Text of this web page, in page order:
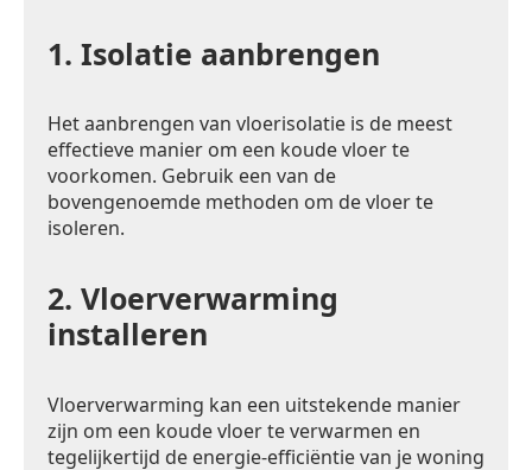
1. Isolatie aanbrengen
Het aanbrengen van vloerisolatie is de meest
effectieve manier om een koude vloer te
voorkomen. Gebruik een van de
bovengenoemde methoden om de vloer te
isoleren.
2. Vloerverwarming
installeren
Vloerverwarming kan een uitstekende manier
zijn om een koude vloer te verwarmen en
tegelijkertijd de energie-efficiëntie van je woning